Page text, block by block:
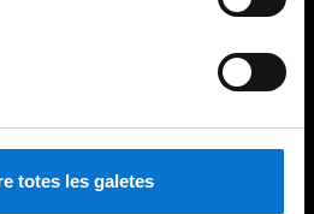
totes les galetes